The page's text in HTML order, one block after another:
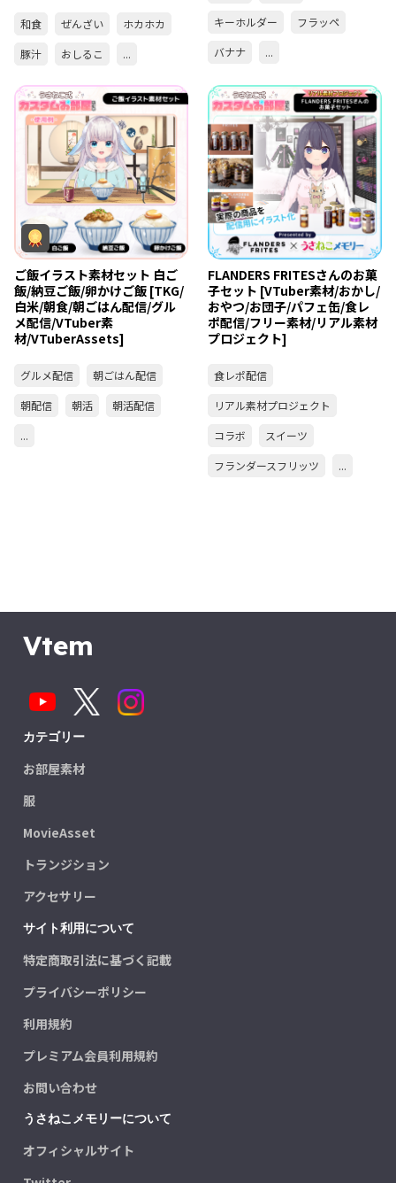
和食 ぜんざい
ホカホカ
豚汁
おしるこ ...
キーホルダー
フラッペ
バナナ
...
ご飯イラスト素材セット 白ご
飯/納豆ご飯/卵かけご飯 [TKG/
白米/朝食/朝ごはん配信/グル
メ配信/VTuber素
材/VTuberAssets]
グルメ配信
朝ごはん配信
朝配信
朝活
朝活配信
...
FLANDERS FRITESさんのお菓
子セット [VTuber素材/おかし/
おやつ/お団子/パフェ缶/食レ
ポ配信/フリー素材/リアル素材
プロジェクト]
食レポ配信
リアル素材プロジェクト
コラボ
スイーツ
フランダースフリッツ
...
Vtem
カテゴリー
お部屋素材
服
MovieAsset
トランジション
アクセサリー
サイト利用について
特定商取引法に基づく記載
プライバシーポリシー
利用規約
プレミアム会員利用規約
お問い合わせ
うさねこメモリーについて
オフィシャルサイト